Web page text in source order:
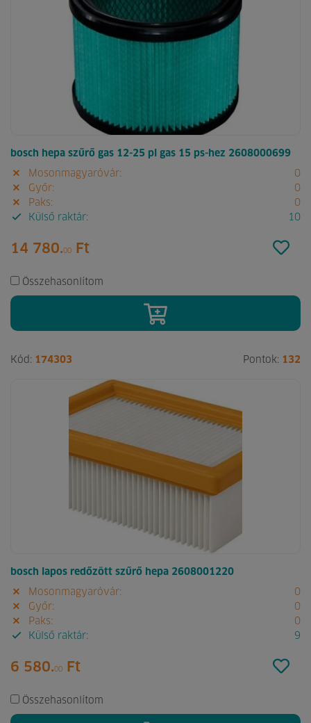
bosch hepa szűrő gas 12-25 pl gas 15 ps-hez 2608000699
Mosonmagyaróvár:
0
Győr:
0
Paks:
0
Külső raktár:
10
14 780.00 Ft
Összehasonlítom
Kód: 174303 Pontok: 132
bosch lapos redőzött szűrő hepa 2608001220
Mosonmagyaróvár:
0
Győr:
0
Paks:
0
Külső raktár:
9
6 580.00 Ft
Összehasonlítom